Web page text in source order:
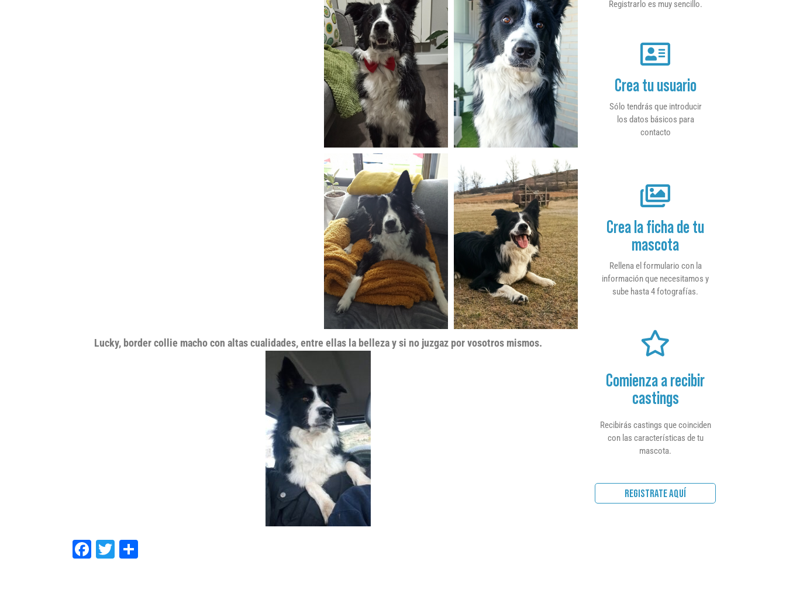
Lucky, border collie macho con altas cualidades, entre ellas la belleza y si no juzgaz por vosotros mismos.
Facebook
Twitter
Registrarlo es muy sencillo.
Crea tu usuario
Sólo tendrás que introducir
los datos básicos para
contacto
Crea la ficha de tu
mascota
Rellena el formulario con la
información que necesitamos y
sube hasta 4 fotografías.
Comienza a recibir
castings
Recibirás castings que coinciden
con las características de tu
mascota.
REGISTRATE AQUÍ